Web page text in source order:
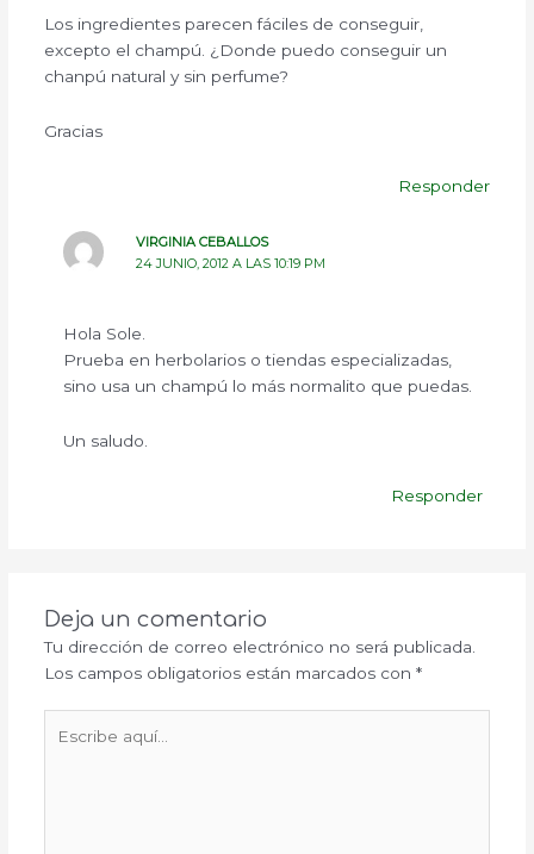
Los ingredientes parecen fáciles de conseguir,
excepto el champú. ¿Donde puedo conseguir un
chanpú natural y sin perfume?
Gracias
Responder
VIRGINIA CEBALLOS
24 JUNIO, 2012 A LAS 10:19 PM
Hola Sole.
Prueba en herbolarios o tiendas especializadas,
sino usa un champú lo más normalito que puedas.
Un saludo.
Responder
Deja un comentario
Tu dirección de correo electrónico no será publicada.
Los campos obligatorios están marcados con *
aquí...